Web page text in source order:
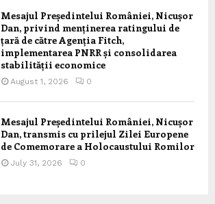
Mesajul Președintelui României, Nicușor
Dan, privind menținerea ratingului de
țară de către Agenția Fitch,
implementarea PNRR și consolidarea
stabilității economice
August 1, 2026 0
Mesajul Președintelui României, Nicușor
Dan, transmis cu prilejul Zilei Europene
de Comemorare a Holocaustului Romilor
July 31, 2026 0